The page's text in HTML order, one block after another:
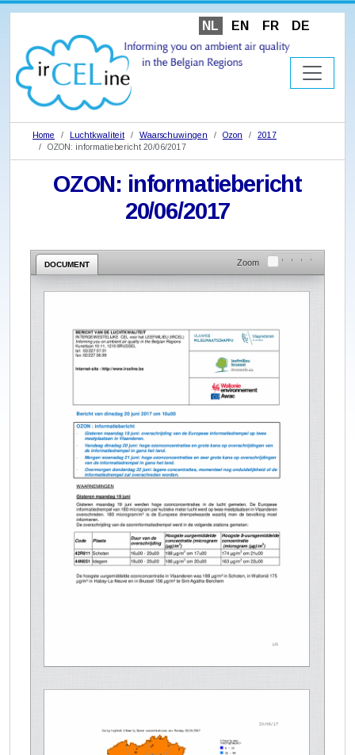
NL EN FR DE
Home Luchtkwaliteit Waarschuwingen Ozon
2017
OZON: informatiebericht 20/06/2017
OZON: informatiebericht
20/06/2017
DOCUMENT Zoom